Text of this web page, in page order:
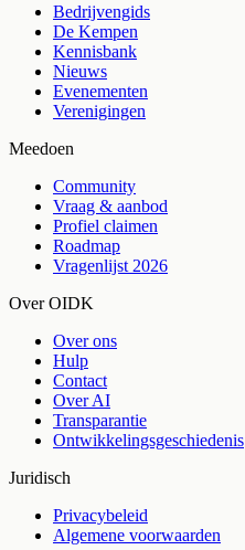
Bedrijvengids
De Kempen
Kennisbank
Nieuws
Evenementen
Verenigingen
Meedoen
Community
Vraag & aanbod
Profiel claimen
Roadmap
Vragenlijst 2026
Over OIDK
Over ons
Hulp
Contact
Over AI
Transparantie
Ontwikkelingsgeschiedenis
Juridisch
Privacybeleid
Algemene voorwaarden